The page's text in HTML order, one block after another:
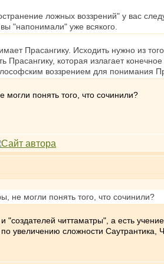
ложных воззрений" у вас
"напонимали" уже всякого.
Прасангику. Исходить нужно из
которая излагает
воззрением для понимания
могли понять того, что сочинили?
не могли понять того, что сочинили?
"создателей читтаматры", а есть
увеличению сложности